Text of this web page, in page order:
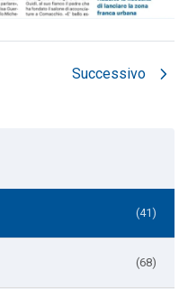
Successivo chevron_right
(41)
(68)